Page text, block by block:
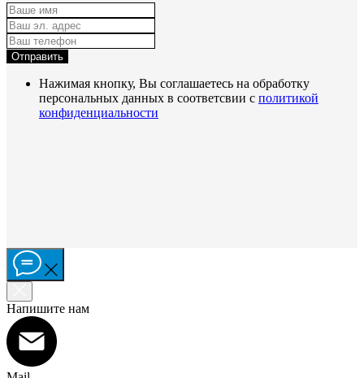
Отправить
Нажимая кнопку, Вы соглашаетесь на обработку
персональных данных в соответсвии с политикой
конфиденциальности
Напишите нам